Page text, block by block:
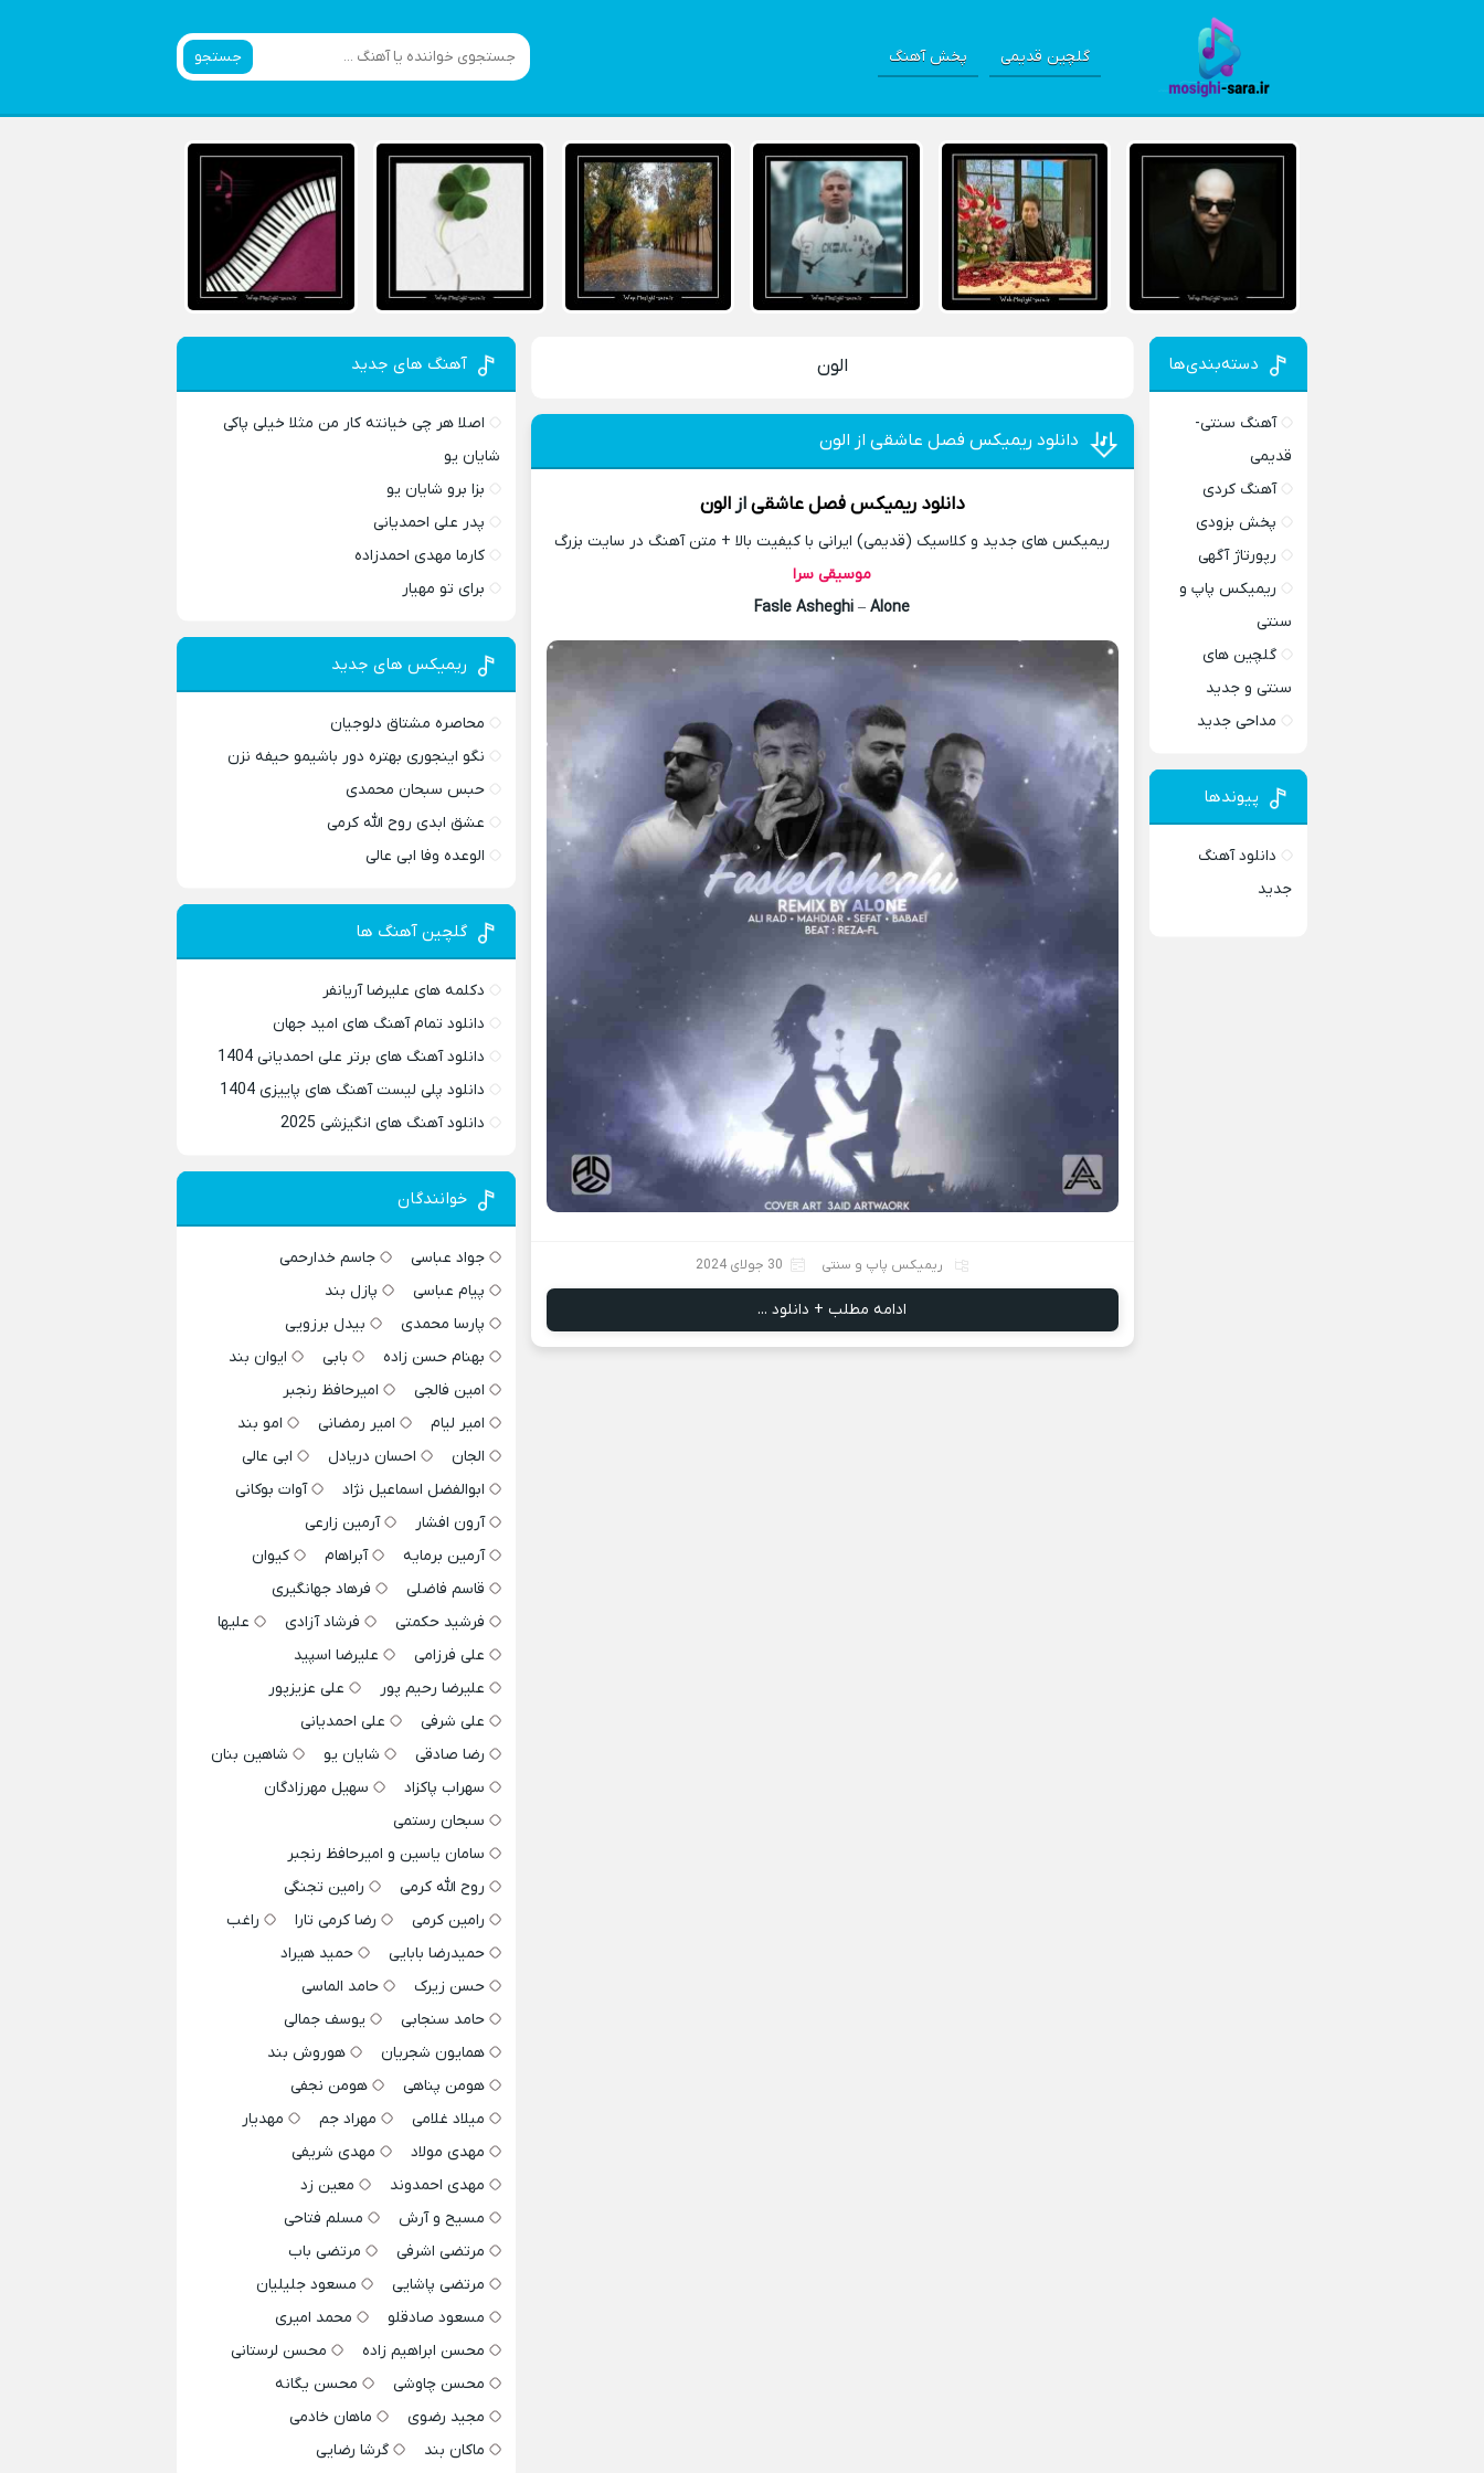
گلچین قدیمی پخش آهنگ جستجو
الون
دانلود ریمیکس فصل عاشقی از الون
دانلودریمیکسفصل عاشقیازالون
ریمیکس های جدید و کلاسیک (قدیمی) ایرانی با کیفیت بالا + متن آهنگ در سایت بزرگ
موسیقی سرا
Fasle Asheghi –Alone
ریمیکس پاپ و سنتی 30 جولای 2024
ادامه مطلب + دانلود ...
دسته‌بندی‌ها
آهنگ سنتی-
قدیمی
آهنگ کردی
پخش بزودی
رپورتاژ آگهی
ریمیکس پاپ و
سنتی
گلچین های
سنتی و جدید
مداحی جدید
پیوندها
دانلود آهنگ
جدید
آهنگ های جدید
اصلا هر چی خیانته کار من مثلا خیلی پاکی
شایان یو
بزا برو شایان یو
پدر علی احمدیانی
کارما مهدی احمدزاده
برای تو مهیار
ریمیکس های جدید
محاصره مشتاق دلوجیان
نگو اینجوری بهتره دور باشیمو حیفه نزن
حبس سبحان محمدی
عشق ابدی روح الله کرمی
الوعده وفا ابی عالی
گلچین آهنگ ها
دکلمه های علیرضا آریانفر
دانلود تمام آهنگ های امید جهان
دانلود آهنگ های برتر علی احمدیانی 1404
دانلود پلی لیست آهنگ های پاییزی 1404
دانلود آهنگ های انگیزشی 2025
خوانندگان
جواد عباسی
جاسم خدارحمی
پیام عباسی
پازل بند
پارسا محمدی
بیدل برزویی
بهنام حسن زاده
بابی
ایوان بند
امین فالجی
امیرحافظ رنجبر
امیر لیام
امیر رمضانی
امو بند
الجان
احسان دریادل
ابی عالی
ابوالفضل اسماعیل نژاد
آوات بوکانی
آرون افشار
آرمین زارعی
آرمین برمایه
آبراهام
کیوان
قاسم فاضلی
فرهاد جهانگیری
فرشید حکمتی
فرشاد آزادی
علیها
علی فرزامی
علیرضا اسپید
علیرضا رحیم پور
علی عزیزپور
علی شرفی
علی احمدیانی
رضا صادقی
شایان یو
شاهین بنان
سهراب پاکزاد
سهیل مهرزادگان
سبحان رستمی
سامان یاسین و امیرحافظ رنجبر
روح الله کرمی
رامین تجنگی
رامین کرمی
رضا کرمی تارا
راغب
حمیدرضا بابایی
حمید هیراد
حسن زیرک
حامد الماسی
حامد سنجابی
یوسف جمالی
همایون شجریان
هوروش بند
هومن پناهی
هومن نجفی
میلاد غلامی
مهراد جم
مهدیار
مهدی مولاد
مهدی شریفی
مهدی احمدوند
معین زد
مسیح و آرش
مسلم فتاحی
مرتضی اشرفی
مرتضی باب
مرتضی پاشایی
مسعود جلیلیان
مسعود صادقلو
محمد امیری
محسن ابراهیم زاده
محسن لرستانی
محسن چاوشی
محسن یگانه
مجید رضوی
ماهان خادمی
ماکان بند
گرشا رضایی